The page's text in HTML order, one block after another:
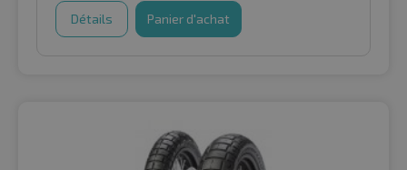
Détails Panier d'achat